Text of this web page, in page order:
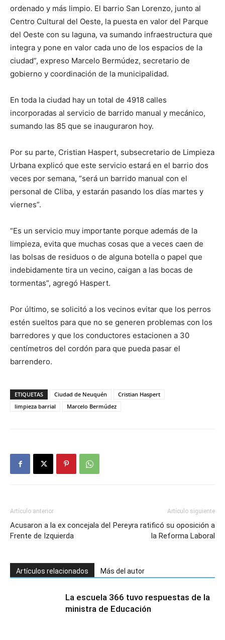
ordenado y más limpio. El barrio San Lorenzo, junto al
Centro Cultural del Oeste, la puesta en valor del Parque
del Oeste con su laguna, va sumando infraestructura que
integra y pone en valor cada uno de los espacios de la
ciudad”, expreso Marcelo Bermúdez, secretario de
gobierno y coordinación de la municipalidad.
En toda la ciudad hay un total de 4918 calles
incorporadas al servicio de barrido manual y mecánico,
sumando las 85 que se inauguraron hoy.
Por su parte, Cristian Haspert, subsecretario de Limpieza
Urbana explicó que este servicio estará en el barrio dos
veces por semana, “será un barrido manual con el
personal de Cliba, y estarán pasando los días martes y
viernes”.
“Es un servicio muy importante porque además de la
limpieza, evita que muchas cosas que a veces caen de
las bolsas de residuos o de alguna botella o papel que
indebidamente tira un vecino, caigan a las bocas de
tormentas”, agregó Haspert.
Por último, se solicitó a los vecinos evitar que los perros
estén sueltos para que no se generen problemas con los
barredores y que los conductores estacionen a 30
centímetros del cordón para que pueda pasar el
barrendero.
ETIQUETAS Ciudad de Neuquén
Cristian Haspert
limpieza barrial
Marcelo Bermúdez
Artículo anterior
Acusaron a la ex concejala del
Frente de Izquierda
Artículo siguiente
Pereyra ratificó su oposición a
la Reforma Laboral
Artículos relacionados Más del autor
La escuela 366 tuvo respuestas de la
ministra de Educación